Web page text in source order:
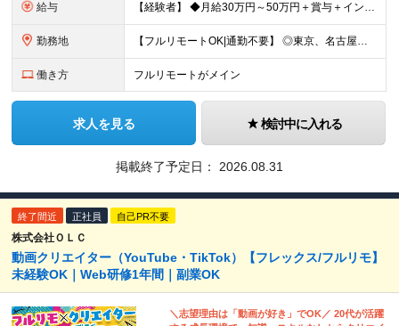
給与 【経験者】 ◆月給30万円～50万円＋賞与＋インセンティブ＋残業代全額支給 【未経験者】 ◆北海道エリア： 月給20万7,984円～＋賞与＋インセンティブ＋残業代全額支給 ◆東北エリア(青森
勤務地 【フルリモートOK|通勤不要】 ◎東京、名古屋、大阪、福岡を中心とした全国のプロジェクト先にて好きな場所で働けます！ ◆本社 東京都渋谷区道玄坂1-12-1 渋谷マークシティ22F ※未経験者は各
働き方 フルリモートがメイン
求人を見る 検討中に入れる
掲載終了予定日： 2026.08.31
終了間近 正社員 自己PR不要
株式会社ＯＬＣ
動画クリエイター（YouTube・TikTok）【フレックス/フルリモ】
未経験OK｜Web研修1年間｜副業OK
＼志望理由は「動画が好き」でOK／ 20代が活躍